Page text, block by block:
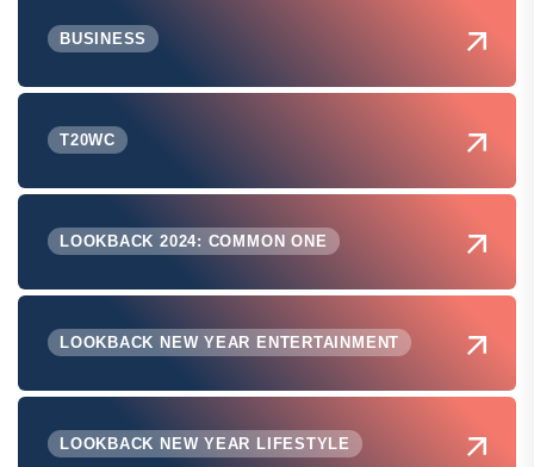
BUSINESS
T20WC
LOOKBACK 2024: COMMON ONE
LOOKBACK NEW YEAR ENTERTAINMENT
LOOKBACK NEW YEAR LIFESTYLE